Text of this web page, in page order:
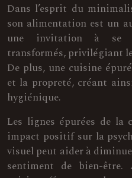
Dans l’esprit du
son alimentation est un
une invitation à se
transformés, privilégiant
De plus, une cuisine
et la propreté, créant
hygiénique.
Les lignes épurées de
impact positif sur la
visuel peut aider à
sentiment de bien-